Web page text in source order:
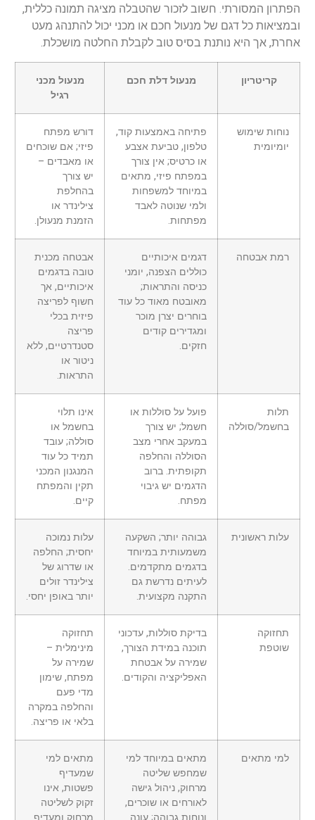
הפתרון המסורתי. חשוב לזכור שהטבלה מציגה תמונה כללית,
ובמציאות כל דגם של מנעול חכם או מכני יכול להתנהג מעט
אחרת, אך היא נותנת בסיס טוב לקבלת החלטה מושכלת.
קריטריון מנעול דלת חכם
מנעול מכני
רגיל
נוחות שימוש
יומיומית
פתיחה באמצעות קוד,
טלפון, טביעת אצבע
או כרטיס; אין צורך
במפתח פיזי, מתאים
במיוחד למשפחות
ולמי שנוטה לאבד
מפתחות.
דורש מפתח
פיזי; אם שוכחים
או מאבדים –
יש צורך
בהחלפת
צילינדר או
הזמנת מנעולן.
רמת אבטחה
דגמים איכותיים
כוללים הצפנה, יומני
כניסה והתראות;
מאובטח מאוד כל עוד
בוחרים יצרן מוכר
ומגדירים קודים
חזקים.
אבטחה מכנית
טובה בדגמים
איכותיים, אך
חשוף לפריצה
פיזית בכלי
פריצה
סטנדרטיים, ללא
ניטור או
התראות.
תלות
בחשמל/סוללה
פועל על סוללות או
חשמל; יש צורך
במעקב אחרי מצב
הסוללה והחלפה
תקופתית. ברוב
הדגמים יש גיבוי
מפתח.
אינו תלוי
בחשמל או
סוללה; עובד
תמיד כל עוד
המנגנון המכני
תקין והמפתח
קיים.
עלות ראשונית
גבוהה יותר; השקעה
משמעותית במיוחד
בדגמים מתקדמים.
לעיתים נדרשת גם
התקנה מקצועית.
עלות נמוכה
יחסית; החלפה
או שדרוג של
צילינדר זולים
יותר באופן יחסי.
תחזוקה
שוטפת
בדיקת סוללות, עדכוני
תוכנה במידת הצורך,
שמירה על אבטחת
האפליקציה והקודים.
תחזוקה
מינימלית –
שמירה על
מפתח, שימון
מדי פעם
והחלפה במקרה
בלאי או פריצה.
למי מתאים
מתאים במיוחד למי
שמחפש שליטה
מרחוק, ניהול גישה
לאורחים או שוכרים,
ונוחות גבוהה; עונה
מתאים למי
שמעדיף
פשטות, אינו
זקוק לשליטה
מרחוק ומעדיף